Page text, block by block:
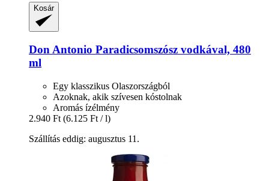
Kosár
Don Antonio Paradicsomszósz vodkával, 480
ml
Egy klasszikus Olaszországból
Azoknak, akik szívesen kóstolnak
Aromás ízélmény
2.940 Ft (6.125 Ft / l)
Szállítás eddig: augusztus 11.